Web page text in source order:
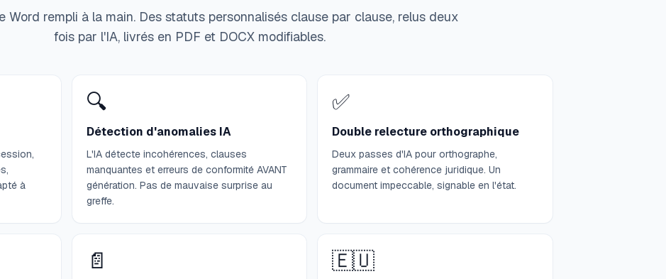
Word rempli à la main. Des statuts personnalisés clause par clause, relus deux
fois par l'IA, livrés en PDF et DOCX modifiables.
à
🔍
Détection d'anomalies IA
L'IA détecte incohérences, clauses
manquantes et erreurs de conformité AVANT
génération. Pas de mauvaise surprise au
greffe.
✅
Double relecture orthographique
Deux passes d'IA pour orthographe,
grammaire et cohérence juridique. Un
document impeccable, signable en l'état.
📄 🇪🇺